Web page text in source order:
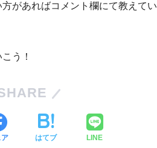
があればコメント欄にて教えてい
う！
ア はてブ LINE